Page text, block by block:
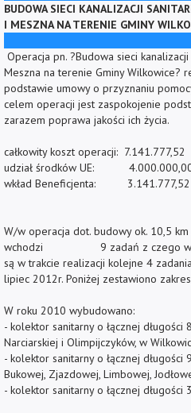
BUDOWA SIECI KANALIZACJI
I MESZNA NA TERENIE GMINY
Operacja pn. ?Budowa sieci
Meszna na terenie Gminy Wilkowice?
podstawie umowy o przyznaniu
celem operacji jest zaspokojenie
zarazem poprawa jakości ich życia.
całkowity koszt operacji: 7.141.777,52
udział środków UE:
wkład Beneficjenta:
W/w operacja dot. budowy ok. 10,5
wchodzi 9 zadań z czego w roku
są w trakcie realizacji kolejne 4
lipiec 2012r. Poniżej zestawiono
W roku 2010 wybudowano:
- kolektor sanitarny o łącznej długości
Narciarskiej i Olimpijczyków, w
- kolektor sanitarny o łącznej
Bukowej, Zjazdowej, Limbowej,
- kolektor sanitarny o łącznej